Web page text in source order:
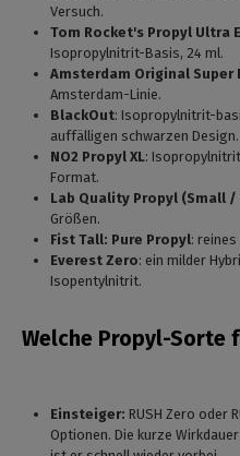
Versuch.
Tom Rocket's Propyl Ultra
Isopropylnitrit-Basis, 24 ml.
Amsterdam Original Super
Amsterdam-Linie.
BlackOut: Isopropylnitrit-
auffälligen schwarzen Design.
NO2 Propyl XL: Isopropylnitrit
Format.
Lab Quality Propyl (Small /
Größen.
Fist Tall: Pure Propyl: reines
Everest Zero: ein milder
Isopentylnitrit.
Welche Propyl-Sorte
Einsteiger: RUSH Zero oder
Optionen. Die kurze